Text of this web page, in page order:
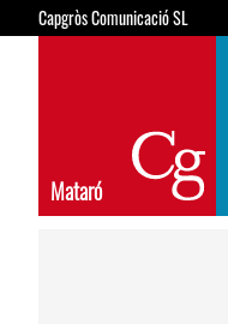
Capgròs Comunicació SL
Mataró